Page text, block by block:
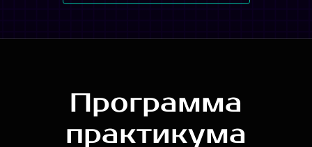
Программа
практикума